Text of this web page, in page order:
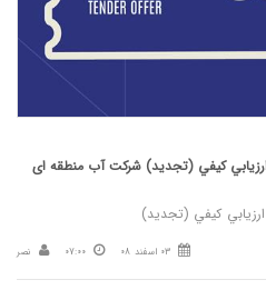
كيفي (تجدید) شرکت آب منطقه ای
كيفي (تجدید)
03 اسفند 08 07:00 نصر